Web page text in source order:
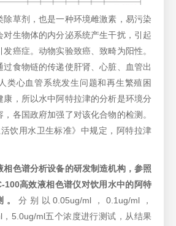
除草剂，也是一种环境雌激素，易污染
对生物体的内分泌系统产生干扰，引起
癌症。动物实验致癌、致畸为阳性。
过食物链的传递使肝肾、心脏、血管出
类心血管系统发生问题和再生繁殖困
康，所以水中阿特拉津的分析是环境分
各国政府加强了对该化合物的检测。
饮用水卫生标准》中规定，阿特拉津
色谱分析设备的研发制造机构， 参照
100高效液相色谱仪对饮用水中的阿特
。 分别以0.05ug/ml，0.1ug/ml，
5.0ug/ml五个浓度进行测试，从结果